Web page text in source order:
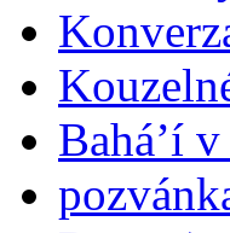
Bahá’í